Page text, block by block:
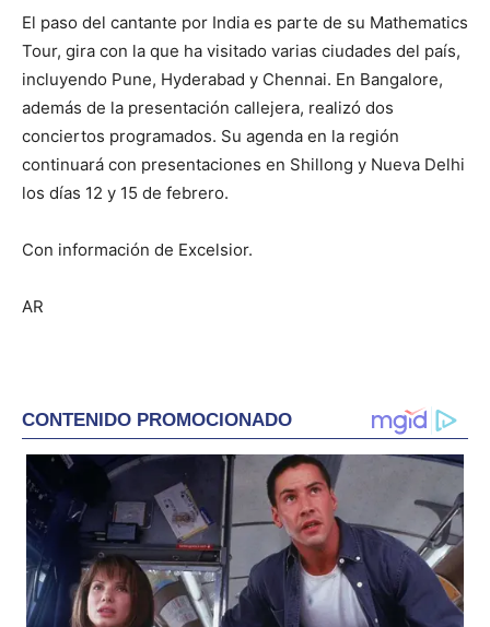
El paso del cantante por India es parte de su Mathematics
Tour, gira con la que ha visitado varias ciudades del país,
incluyendo Pune, Hyderabad y Chennai. En Bangalore,
además de la presentación callejera, realizó dos
conciertos programados. Su agenda en la región
continuará con presentaciones en Shillong y Nueva Delhi
los días 12 y 15 de febrero.
Con información de Excelsior.
AR